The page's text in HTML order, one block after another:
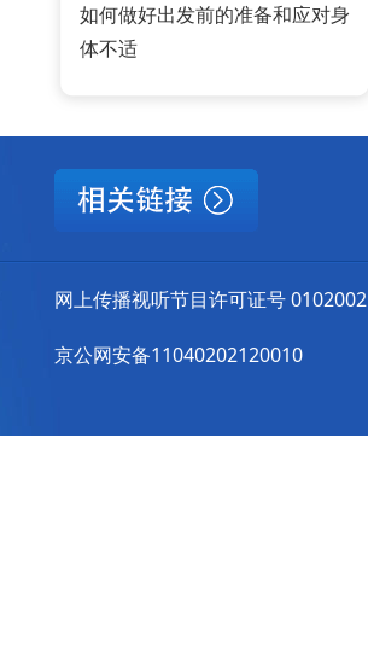
如何做好出发前的准备和应对身
体不适
网上传播视听节目许可证号 0102002
京公网安备11040202120010